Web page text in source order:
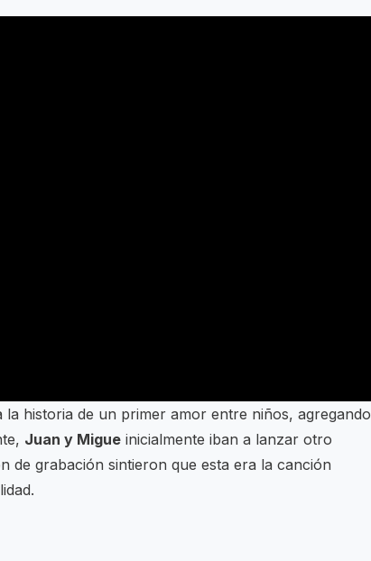
la historia de un primer amor entre niños, agregando
Juan y Migue inicialmente iban a lanzar otro
de grabación sintieron que esta era la canción